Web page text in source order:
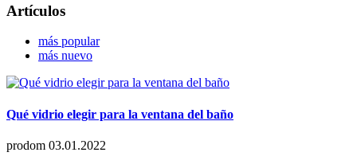
Artículos
más popular
más nuevo
Qué vidrio elegir para la ventana del baño
prodom 03.01.2022